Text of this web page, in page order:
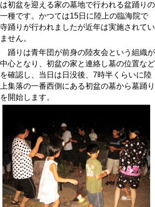
は初盆を迎える家の墓地で行われる盆踊りの
一種です。かつては15日に陸上の臨海院で
寺踊りが行われましたが近年は実施されてい
ません。
踊りは青年団が前身の陸友会という組織が
中心となり、初盆の家と連絡し墓の位置など
を確認し、当日は日没後、7時半くらいに陸
上集落の一番西側にある初盆の墓から墓踊り
を開始します。